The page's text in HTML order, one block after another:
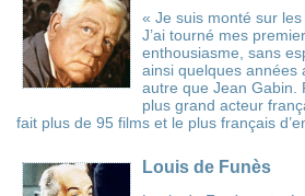
« Je suis monté sur
J’ai tourné mes
enthousiasme, sans
ainsi quelques années
autre que Jean Gabin.
plus grand acteur
fait plus de 95 films et le plus français
Louis de Funès